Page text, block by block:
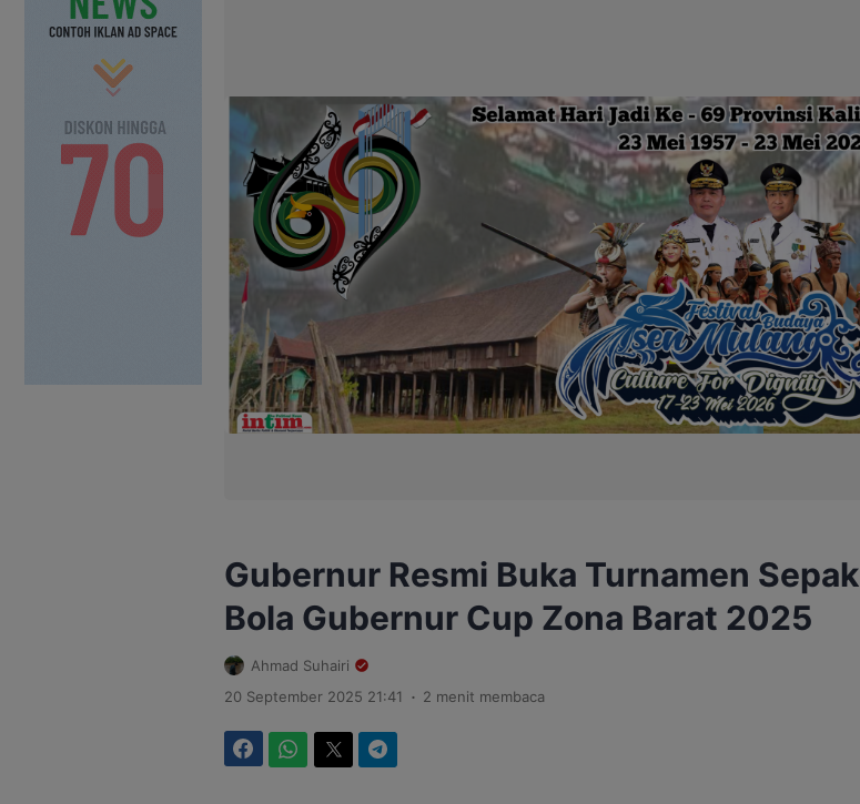
Gubernur Resmi Buka Turnamen Sepak
Bola Gubernur Cup Zona Barat 2025
Ahmad Suhairi
20 September 2025 21:41
. 2 menit membaca